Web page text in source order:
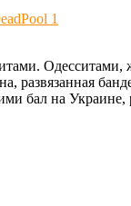
1
развязанная
бал на Украине,